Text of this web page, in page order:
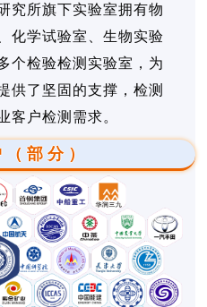
究所旗下实验室拥有物
化学试验室、生物实验
个检验检测实验室，为
供了坚固的支撑，检测
客户检测需求。
部分）